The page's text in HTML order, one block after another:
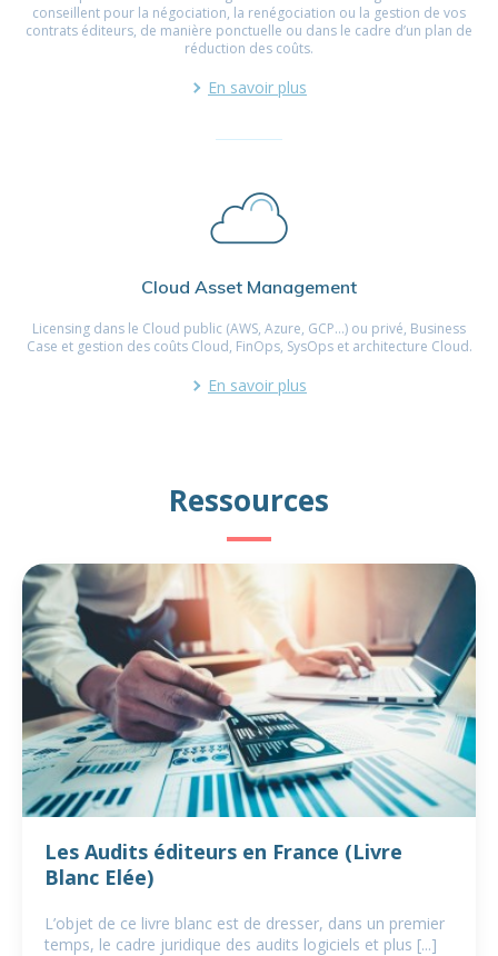
conseillent pour la négociation, la renégociation ou la gestion de vos
contrats éditeurs, de manière ponctuelle ou dans le cadre d’un plan de
réduction des coûts.
En savoir plus
Cloud Asset Management
Licensing dans le Cloud public (AWS, Azure, GCP…) ou privé, Business
Case et gestion des coûts Cloud, FinOps, SysOps et architecture Cloud.
En savoir plus
Ressources
Les Audits éditeurs en France (Livre
Blanc Elée)
L’objet de ce livre blanc est de dresser, dans un premier
temps, le cadre juridique des audits logiciels et plus [...]